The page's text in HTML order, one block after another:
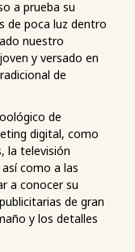
a prueba su
de poca luz dentro
nuestro
y versado en
de
de
digital, como
la televisión
como a las
a conocer su
de gran
y los detalles